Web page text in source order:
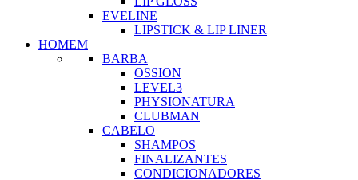
EVELINE
LIPSTICK & LIP LINER
HOMEM
BARBA
OSSION
LEVEL3
PHYSIONATURA
CLUBMAN
CABELO
SHAMPOS
FINALIZANTES
CONDICIONADORES